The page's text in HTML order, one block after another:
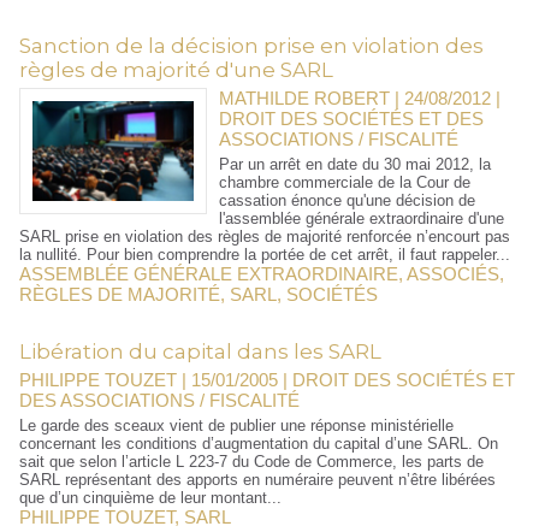
Sanction de la décision prise en violation des
règles de majorité d'une SARL
MATHILDE ROBERT | 24/08/2012 |
DROIT DES SOCIÉTÉS ET DES
ASSOCIATIONS / FISCALITÉ
Par un arrêt en date du 30 mai 2012, la
chambre commerciale de la Cour de
cassation énonce qu'une décision de
l'assemblée générale extraordinaire d'une
SARL prise en violation des règles de majorité renforcée n’encourt pas
la nullité. Pour bien comprendre la portée de cet arrêt, il faut rappeler...
ASSEMBLÉE GÉNÉRALE EXTRAORDINAIRE, ASSOCIÉS,
RÈGLES DE MAJORITÉ, SARL , SOCIÉTÉS
Libération du capital dans les SARL
PHILIPPE TOUZET | 15/01/2005 | DROIT DES SOCIÉTÉS ET
DES ASSOCIATIONS / FISCALITÉ
Le garde des sceaux vient de publier une réponse ministérielle
concernant les conditions d’augmentation du capital d’une SARL. On
sait que selon l’article L 223-7 du Code de Commerce, les parts de
SARL représentant des apports en numéraire peuvent n’être libérées
que d’un cinquième de leur montant...
PHILIPPE TOUZET, SARL